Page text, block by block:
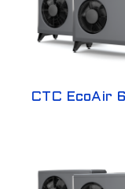
CTC EcoAir